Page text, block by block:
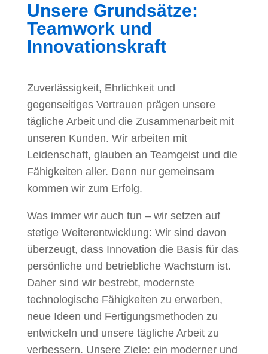
Unsere Grundsätze:
Teamwork und
Innovationskraft
Zuverlässigkeit, Ehrlichkeit und
gegenseitiges Vertrauen prägen unsere
tägliche Arbeit und die Zusammenarbeit mit
unseren Kunden. Wir arbeiten mit
Leidenschaft, glauben an Teamgeist und die
Fähigkeiten aller. Denn nur gemeinsam
kommen wir zum Erfolg.
Was immer wir auch tun – wir setzen auf
stetige Weiterentwicklung: Wir sind davon
überzeugt, dass Innovation die Basis für das
persönliche und betriebliche Wachstum ist.
Daher sind wir bestrebt, modernste
technologische Fähigkeiten zu erwerben,
neue Ideen und Fertigungsmethoden zu
entwickeln und unsere tägliche Arbeit zu
verbessern. Unsere Ziele: ein moderner und